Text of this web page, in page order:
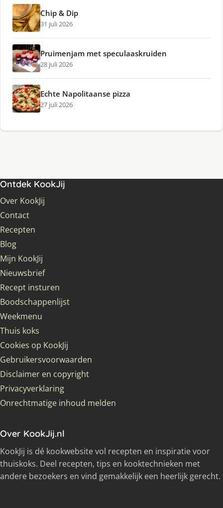
Chip & Dip
31 juli 2026
Pruimenjam met speculaaskruiden
28 juli 2026
Echte Napolitaanse pizza
27 juli 2026
Ontdek KookJij
Over KookJij
Contact
Recepten
Blog
Mijn KookJij
Nieuwsbrief
Recept insturen
Boodschappenlijst
Weekmenu
Thuis koks
Cookies op KookJij
Gebruikersvoorwaarden
Disclaimer en copyright
Privacyverklaring
Onrechtmatige inhoud melden
Over KookJij.nl
KookJij is dé kookwebsite vol recepten en inspiratie voor
thuiskoks. Deel recepten, tips en kooktechnieken met
andere bezoekers en vind gemakkelijk een heerlijk gerecht.